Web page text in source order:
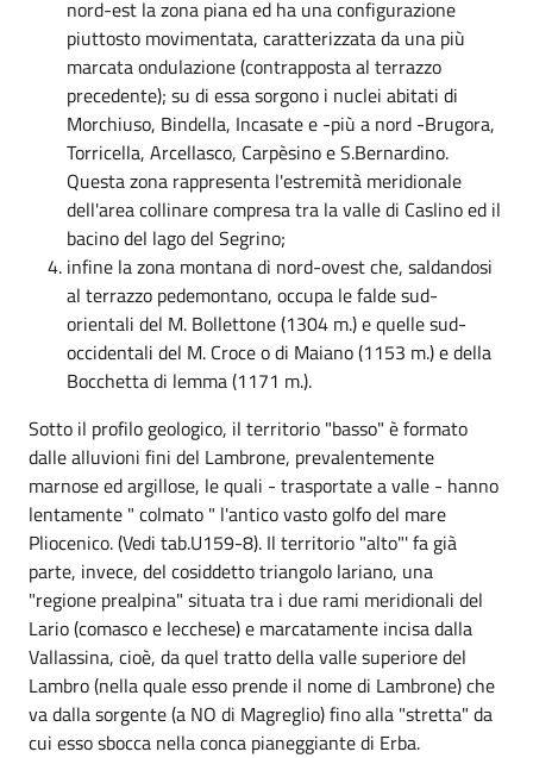
nord-est la zona piana ed ha una configurazione
piuttosto movimentata, caratterizzata da una più
marcata ondulazione (contrapposta al terrazzo
precedente); su di essa sorgono i nuclei abitati di
Morchiuso, Bindella, Incasate e -più a nord -Brugora,
Torricella, Arcellasco, Carpèsino e S.Bernardino.
Questa zona rappresenta l'estremità meridionale
dell'area collinare compresa tra la valle di Caslino ed il
bacino del lago del Segrino;
infine la zona montana di nord-ovest che, saldandosi
al terrazzo pedemontano, occupa le falde sud-
orientali del M. Bollettone (1304 m.) e quelle sud-
occidentali del M. Croce o di Maiano (1153 m.) e della
Bocchetta di lemma (1171 m.).
Sotto il profilo geologico, il territorio "basso" è formato
dalle alluvioni fini del Lambrone, prevalentemente
marnose ed argillose, le quali - trasportate a valle - hanno
lentamente " colmato " l'antico vasto golfo del mare
Pliocenico. (Vedi tab.U159-8). Il territorio "alto"' fa già
parte, invece, del cosiddetto triangolo lariano, una
"regione prealpina" situata tra i due rami meridionali del
Lario (comasco e lecchese) e marcatamente incisa dalla
Vallassina, cioè, da quel tratto della valle superiore del
Lambro (nella quale esso prende il nome di Lambrone) che
va dalla sorgente (a NO di Magreglio) fino alla "stretta" da
cui esso sbocca nella conca pianeggiante di Erba.